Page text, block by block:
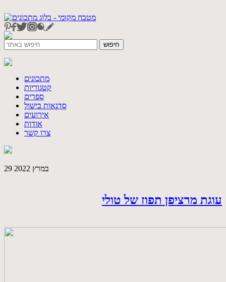
מתכונים
קטגוריות
ספרים
סדנאות בישול
אירועים
אודות
צרו קשר
29 במרץ 2022
עוגת מרציפן תפוז של טולי